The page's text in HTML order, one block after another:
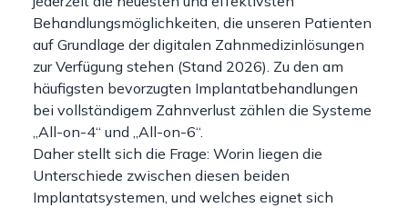
Behandlungsmöglichkeiten, die unseren Patienten
auf Grundlage der digitalen Zahnmedizinlösungen
zur Verfügung stehen (Stand 2026). Zu den am
häufigsten bevorzugten Implantatbehandlungen
bei vollständigem Zahnverlust zählen die Systeme
„All-on-4“ und „All-on-6“.
Daher stellt sich die Frage: Worin liegen die
Unterschiede zwischen diesen beiden
Implantatsystemen, und welches eignet sich